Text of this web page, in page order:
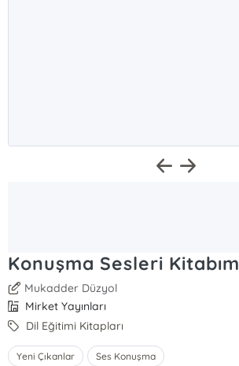
Konuşma Sesleri Kitabım
Mukadder Düzyol
Mirket Yayınları
Dil Eğitimi Kitapları
Yeni Çıkanlar Ses Konuşma